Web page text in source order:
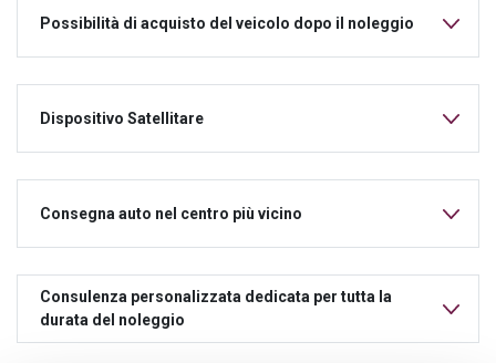
Possibilità di acquisto del veicolo dopo il noleggio
Dispositivo Satellitare
Consegna auto nel centro più vicino
Consulenza personalizzata dedicata per tutta la
durata del noleggio